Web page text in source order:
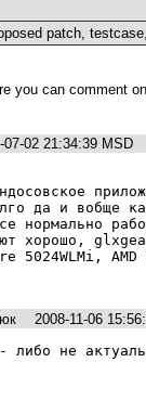
patch,
07-02 21:34:39 MSD
да и вобще
нормально
хорошо,
5024WLMi,
2008-11-06
не